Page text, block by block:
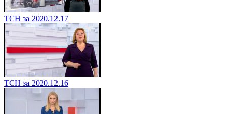
ТСН за 2020.12.17
ТСН за 2020.12.16